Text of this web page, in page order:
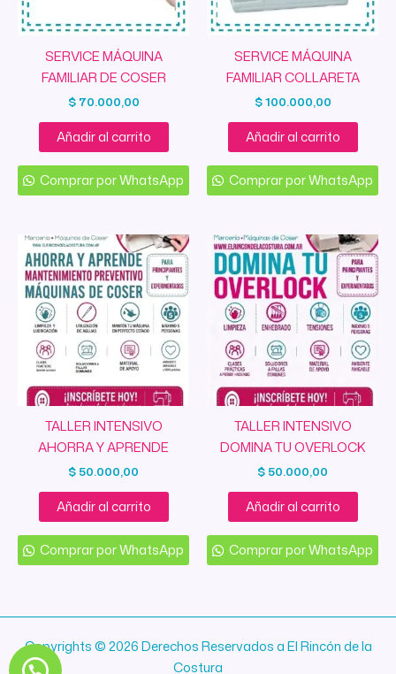
SERVICE MÁQUINA
FAMILIAR DE COSER
$70.000,00
Añadir al carrito
Comprar por WhatsApp
SERVICE MÁQUINA
FAMILIAR COLLARETA
$100.000,00
Añadir al carrito
Comprar por WhatsApp
TALLER INTENSIVO
AHORRA Y APRENDE
$ 50.000,00
Añadir al carrito
Comprar por WhatsApp
TALLER INTENSIVO
DOMINA TU OVERLOCK
$ 50.000,00
Añadir al carrito
Comprar por WhatsApp
Copyrights © 2026 Derechos Reservados a El Rincón de la
Costura